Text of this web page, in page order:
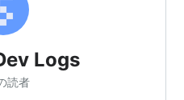
Logs
読者